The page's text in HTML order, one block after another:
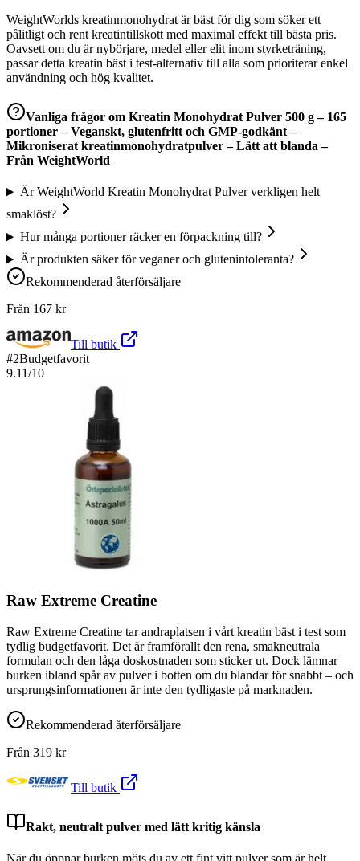
WeightWorlds kreatinmonohydrat är bäst för dig som söker ett
pålitligt och rent kreatintillskott med maximal effekt till bästa pris.
Oavsett om du är nybörjare, medel eller elit inom styrketräning,
passar detta kreatin bäst i test-alternativ till alla som prioriterar enkel
användning och hög kvalitet.
Vanliga frågor om Kreatin Monohydrat Pulver 500 g – 165
portioner – Veganskt, glutenfritt och GMP-godkänt –
Mikroniserat kreatinmonohydratpulver – Lätt att blanda –
Från WeightWorld
Är WeightWorld Kreatin Monohydrat Pulver verkligen helt
smaklöst?
Hur många portioner räcker en förpackning till?
Är produkten säker för veganer och glutenintoleranta?
Rekommenderad återförsäljare
Från 167 kr
Till butik
#2Budgetfavorit
9.11/10
Raw Extreme Creatine
Raw Extreme Creatine tar andraplatsen i vårt kreatin bäst i test som
tydlig budgetfavorit. Det är framförallt den rena, smakneutrala
formulan och den låga doskostnaden som sticker ut. Dock lämnar
burken ibland spår av pulver i botten om du blandar för snabbt – och
ursprungsinformationen är inte den tydligaste på marknaden.
Rekommenderad återförsäljare
Från 319 kr
Till butik
Rakt, neutralt pulver med lätt kritig känsla